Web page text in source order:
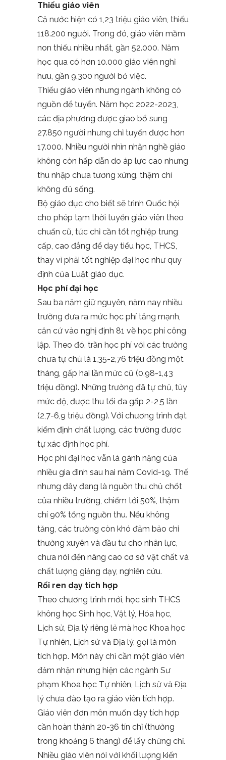
Thiếu giáo viên
Cả nước hiện có 1,23 triệu giáo viên, thiếu
118.200 người. Trong đó, giáo viên mầm
non thiếu nhiều nhất, gần 52.000. Năm
học qua có hơn 10.000 giáo viên nghỉ
hưu, gần 9.300 người bỏ việc.
Thiếu giáo viên nhưng ngành không có
nguồn để tuyển. Năm học 2022-2023,
các địa phương được giao bổ sung
27.850 người nhưng chỉ tuyển được hơn
17.000. Nhiều người nhìn nhận nghề giáo
không còn hấp dẫn do áp lực cao nhưng
thu nhập chưa tương xứng, thậm chí
không đủ sống.
Bộ giáo dục cho biết sẽ trình Quốc hội
cho phép tạm thời tuyển giáo viên theo
chuẩn cũ, tức chỉ cần tốt nghiệp trung
cấp, cao đẳng để dạy tiểu học, THCS,
thay vì phải tốt nghiệp đại học như quy
định của Luật giáo dục.
Học phí đại học
Sau ba năm giữ nguyên, năm nay nhiều
trường đưa ra mức học phí tăng mạnh,
căn cứ vào nghị định 81 về học phí công
lập. Theo đó, trần học phí với các trường
chưa tự chủ là 1,35-2,76 triệu đồng một
tháng, gấp hai lần mức cũ (0,98-1,43
triệu đồng). Những trường đã tự chủ, tùy
mức độ, được thu tối đa gấp 2-2,5 lần
(2,7-6,9 triệu đồng). Với chương trình đạt
kiểm định chất lượng, các trường được
tự xác định học phí.
Học phí đại học vẫn là gánh nặng của
nhiều gia đình sau hai năm Covid-19. Thế
nhưng đây đang là nguồn thu chủ chốt
của nhiều trường, chiếm tới 50%, thậm
chí 90% tổng nguồn thu. Nếu không
tăng, các trường còn khó đảm bảo chi
thường xuyên và đầu tư cho nhân lực,
chưa nói đến nâng cao cơ sở vật chất và
chất lượng giảng dạy, nghiên cứu.
Rối ren dạy tích hợp
Theo chương trình mới, học sinh THCS
không học Sinh học, Vật lý, Hóa học,
Lịch sử, Địa lý riêng lẻ mà học Khoa học
Tự nhiên, Lịch sử và Địa lý, gọi là môn
tích hợp. Môn này chỉ cần một giáo viên
đảm nhận nhưng hiện các ngành Sư
phạm Khoa học Tự nhiên, Lịch sử và Địa
lý chưa đào tạo ra giáo viên tích hợp.
Giáo viên đơn môn muốn dạy tích hợp
cần hoàn thành 20-36 tín chỉ (thường
trong khoảng 6 tháng) để lấy chứng chỉ.
Nhiều giáo viên nói với khối lượng kiến